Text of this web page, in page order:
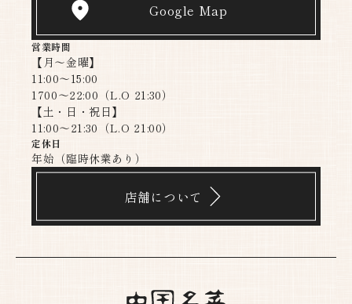
Google Map
営業時間
【月〜金曜】
11:00～15:00
1700～22:00（L.O 21:30）
【土・日・祝日】
11:00～21:30（L.O 21:00）​​​​​​​
定休日
年始（臨時休業あり）
店舗について